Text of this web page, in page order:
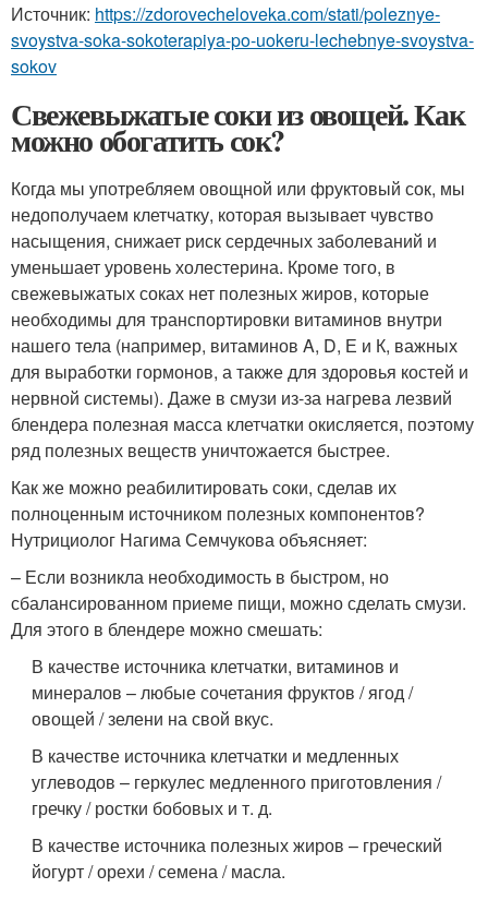
Источник: https://zdorovecheloveka.com/stati/poleznye-
svoystva-soka-sokoterapiya-po-uokeru-lechebnye-svoystva-
sokov
Свежевыжатые соки из овощей. Как
можно обогатить сок?
Когда мы употребляем овощной или фруктовый сок, мы
недополучаем клетчатку, которая вызывает чувство
насыщения, снижает риск сердечных заболеваний и
уменьшает уровень холестерина. Кроме того, в
свежевыжатых соках нет полезных жиров, которые
необходимы для транспортировки витаминов внутри
нашего тела (например, витаминов A, D, Е и К, важных
для выработки гормонов, а также для здоровья костей и
нервной системы). Даже в смузи из-за нагрева лезвий
блендера полезная масса клетчатки окисляется, поэтому
ряд полезных веществ уничтожается быстрее.
Как же можно реабилитировать соки, сделав их
полноценным источником полезных компонентов?
Нутрициолог Нагима Семчукова объясняет:
– Если возникла необходимость в быстром, но
сбалансированном приеме пищи, можно сделать смузи.
Для этого в блендере можно смешать:
В качестве источника клетчатки, витаминов и
минералов – любые сочетания фруктов / ягод /
овощей / зелени на свой вкус.
В качестве источника клетчатки и медленных
углеводов – геркулес медленного приготовления /
гречку / ростки бобовых и т. д.
В качестве источника полезных жиров – греческий
йогурт / орехи / семена / масла.